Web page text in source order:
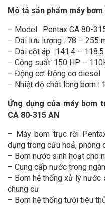
Mô tả sản phẩm máy
– Model : Pentax CA 80-
– Dải lưu lượng : 78 – 255
– Dải cột áp : 141.4 –
– Công suất: 150 HP –
– Động cơ: Động cơ diesel
– Nhiệt độ chất lỏng bơm :
Ứng dụng của máy bơm
CA 80-315 AN
– Máy bơm trục rời
dụng trong cứu hoả, phòng
– Bơm nước sinh hoạt cho
– Cung cấp nước trong
– Bơm hệ thống xử lý nước
chung cư
– Bơm hệ thống tưới tiêu